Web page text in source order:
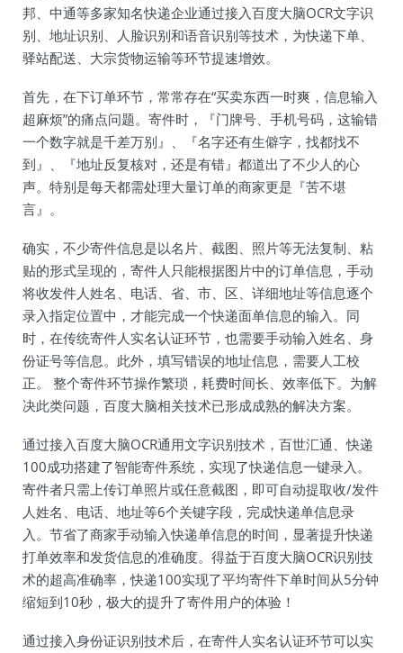
邦、中通等多家知名快递企业通过接入百度大脑OCR文字识
别、地址识别、人脸识别和语音识别等技术，为快递下单、
驿站配送、大宗货物运输等环节提速增效。
首先，在下订单环节，常常存在“买卖东西一时爽，信息输入
超麻烦”的痛点问题。寄件时，『门牌号、手机号码，这输错
一个数字就是千差万别』、『名字还有生僻字，找都找不
到』、『地址反复核对，还是有错』都道出了不少人的心
声。特别是每天都需处理大量订单的商家更是『苦不堪
言』。
确实，不少寄件信息是以名片、截图、照片等无法复制、粘
贴的形式呈现的，寄件人只能根据图片中的订单信息，手动
将收发件人姓名、电话、省、市、区、详细地址等信息逐个
录入指定位置中，才能完成一个快递面单信息的输入。同
时，在传统寄件人实名认证环节，也需要手动输入姓名、身
份证号等信息。此外，填写错误的地址信息，需要人工校
正。 整个寄件环节操作繁琐，耗费时间长、效率低下。为解
决此类问题，百度大脑相关技术已形成成熟的解决方案。
通过接入百度大脑OCR通用文字识别技术，百世汇通、快递
100成功搭建了智能寄件系统，实现了快递信息一键录入。
寄件者只需上传订单照片或任意截图，即可自动提取收/发件
人姓名、电话、地址等6个关键字段，完成快递单信息录
入。节省了商家手动输入快递单信息的时间，显著提升快递
打单效率和发货信息的准确度。得益于百度大脑OCR识别技
术的超高准确率，快递100实现了平均寄件下单时间从5分钟
缩短到10秒，极大的提升了寄件用户的体验！
通过接入身份证识别技术后，在寄件人实名认证环节可以实